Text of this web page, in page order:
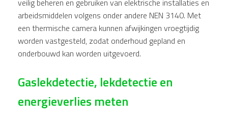
arbeidsmiddelen volgens onder andere NEN 3140. Met
een thermische camera kunnen afwijkingen vroegtijdig
worden vastgesteld, zodat onderhoud gepland en
onderbouwd kan worden uitgevoerd.
Gaslekdetectie, lekdetectie en
energieverlies meten